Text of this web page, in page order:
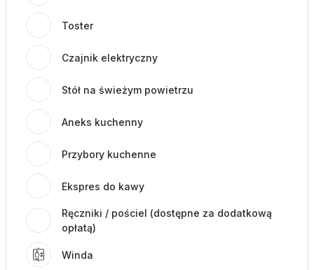
Toster
Czajnik elektryczny
Stół na świeżym powietrzu
Aneks kuchenny
Przybory kuchenne
Ekspres do kawy
Ręczniki / pościel (dostępne za dodatkową
opłatą)
Winda